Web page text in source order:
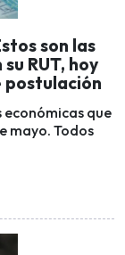
son las
RUT, hoy
postulación
que
mayo. Todos